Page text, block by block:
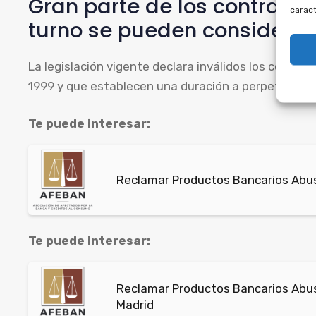
Gran parte de los
turno se pueden considerar
La legislación vigente declara inválidos los
1999 y que establecen una duración a
Te puede interesar:
Reclamar Productos Bancarios
Te puede interesar:
Reclamar Productos Bancarios
Madrid